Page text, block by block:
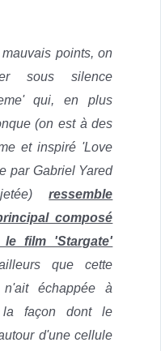
points, on
sous silence
qui, en plus
(on est à des
et inspiré 'Love
par Gabriel Yared
ressemble
composé
film 'Stargate'
que cette
n'ait échappée à
la façon dont le
d'une cellule